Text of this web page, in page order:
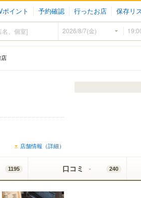
ポイント 予約確認 行ったお店 保存リ
店舗情報（詳細）
1195 口コミ 240